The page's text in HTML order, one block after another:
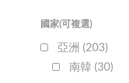
國家(可複選)
亞洲 (203)
南韓 (30)